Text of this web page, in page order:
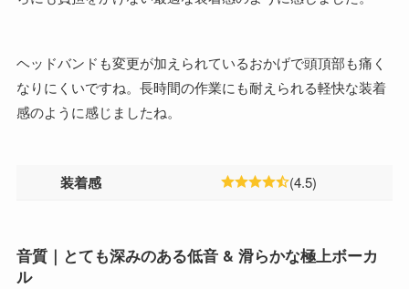
ヘッドバンドも変更が加えられているおかげで頭頂部も痛く
なりにくいですね。長時間の作業にも耐えられる軽快な装着
感のように感じましたね。
装着感 (4.5)
音質｜とても深みのある低音 & 滑らかな極上ボーカ
ル